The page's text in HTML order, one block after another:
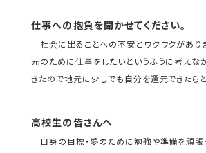
仕事への抱負を聞かせてください。
社会に出ることへの不安とワクワクがあり
元のために仕事をしたいというふうに考えな
きたので地元に少しでも自分を還元できたら
高校生の皆さんへ
自身の目標・夢のために勉強や準備を頑張